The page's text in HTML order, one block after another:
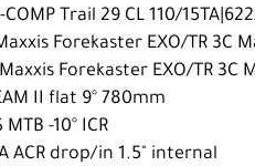
COMP Trail 29 CL 110/
Forekaster EXO/TR 3C
Forekaster EXO/TR 3C
II flat 9° 780mm
MTB -10° ICR
ACR drop/in 1.5" internal